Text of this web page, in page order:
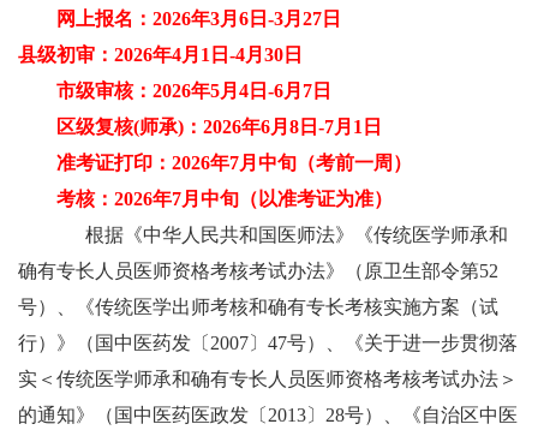
网上报名：2026年3月6日-3月27日
县级初审：2026年4月1日-4月30日
市级审核：2026年5月4日-6月7日
区级复核(师承)：2026年6月8日-7月1日
准考证打印：2026年7月中旬（考前一周）
考核：2026年7月中旬（以准考证为准）
根据《中华人民共和国医师法》《传统医学师承和
确有专长人员医师资格考核考试办法》（原卫生部令第52
号）、《传统医学出师考核和确有专长考核实施方案（试
行）》（国中医药发〔2007〕47号）、《关于进一步贯彻落
实＜传统医学师承和确有专长人员医师资格考核考试办法＞
的通知》（国中医药医政发〔2013〕28号）、《自治区中医